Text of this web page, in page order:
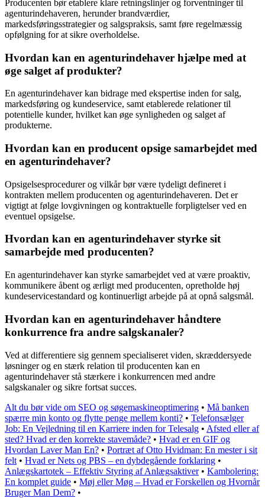
Producenten bør etablere klare retningslinjer og forventninger til
agenturindehaveren, herunder brandværdier,
markedsføringsstrategier og salgspraksis, samt føre regelmæssig
opfølgning for at sikre overholdelse.
Hvordan kan en agenturindehaver hjælpe med at
øge salget af produkter?
En agenturindehaver kan bidrage med ekspertise inden for salg,
markedsføring og kundeservice, samt etablerede relationer til
potentielle kunder, hvilket kan øge synligheden og salget af
produkterne.
Hvordan kan en producent opsige samarbejdet med
en agenturindehaver?
Opsigelsesprocedurer og vilkår bør være tydeligt defineret i
kontrakten mellem producenten og agenturindehaveren. Det er
vigtigt at følge lovgivningen og kontraktuelle forpligtelser ved en
eventuel opsigelse.
Hvordan kan en agenturindehaver styrke sit
samarbejde med producenten?
En agenturindehaver kan styrke samarbejdet ved at være proaktiv,
kommunikere åbent og ærligt med producenten, opretholde høj
kundeservicestandard og kontinuerligt arbejde på at opnå salgsmål.
Hvordan kan en agenturindehaver håndtere
konkurrence fra andre salgskanaler?
Ved at differentiere sig gennem specialiseret viden, skræddersyede
løsninger og en stærk relation til producenten kan en
agenturindehaver stå stærkere i konkurrencen med andre
salgskanaler og sikre fortsat succes.
Alt du bør vide om SEO og søgemaskineoptimering • Må banken
spærre min konto og flytte penge mellem konti? • Telefonsælger
Job: En Vejledning til en Karriere inden for Telesalg • Afsted eller af
sted? Hvad er den korrekte stavemåde? • Hvad er en GIF og
Hvordan Laver Man En? • Portræt af Otto Hvidman: En mester i sit
felt • Hvad er Nets og PBS – en dybdegående forklaring •
Anlægskartotek – Effektiv Styring af Anlægsaktiver• Kambolering:
En komplet guide • Møj eller Møg – Hvad er Forskellen og Hvornår
Bruger Man Dem? •